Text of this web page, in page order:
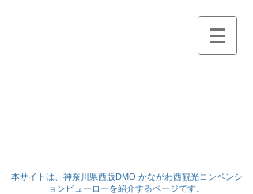
本サイトは、神奈川県西版DMO かながわ西観光コンベンシ
ョンビューローを紹介するページです。